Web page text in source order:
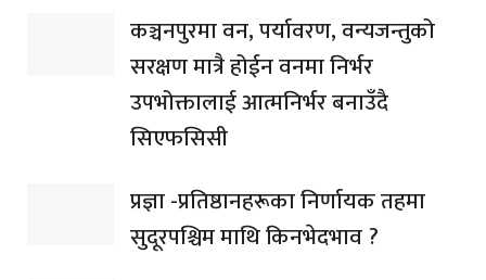
कञ्चनपुरमा वन, पर्यावरण, वन्यजन्तुको
सरक्षण मात्रै होईन वनमा निर्भर
उपभोक्तालाई आत्मनिर्भर बनाउँदै
सिएफसिसी
प्रज्ञा -प्रतिष्ठानहरूका निर्णायक तहमा
सुदूरपश्चिम माथि किनभेदभाव ?